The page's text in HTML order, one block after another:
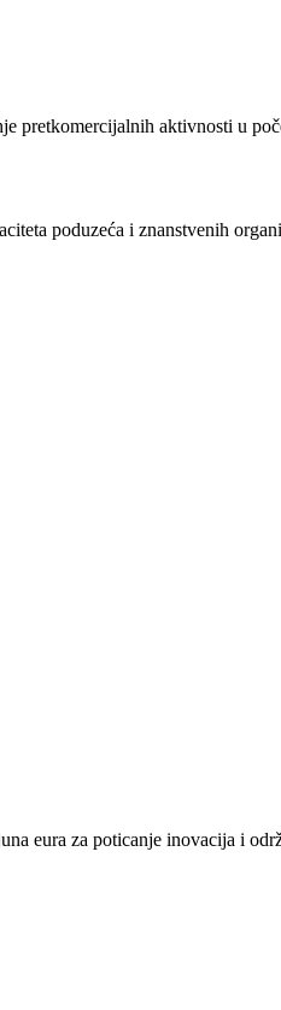
pretkomercijalnih aktivnosti u
poduzeća i znanstvenih
eura za poticanje inovacija i